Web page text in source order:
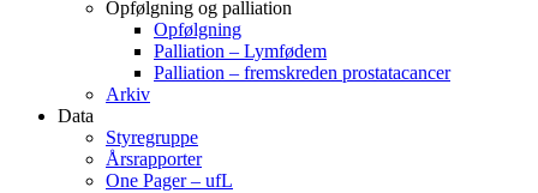
Opfølgning og palliation
Opfølgning
Palliation – Lymfødem
Palliation – fremskreden prostatacancer
Arkiv
Data
Styregruppe
Årsrapporter
One Pager – ufL